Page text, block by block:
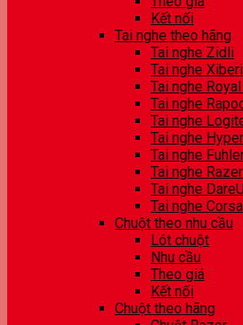
Kết nối
Tai nghe theo hãng
Tai nghe Zidli
Tai nghe
Tai nghe
Tai nghe
Tai nghe
Tai nghe
Tai nghe
Tai nghe Razer
Tai nghe
Tai nghe
Chuột theo nhu cầu
Lót chuột
Nhu cầu
Theo giá
Kết nối
Chuột theo hãng